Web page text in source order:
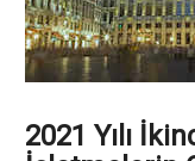
2021 Yılı